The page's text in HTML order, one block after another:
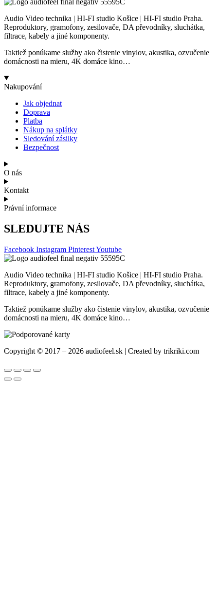
Audio Video technika | HI-FI studio Košice | HI-FI studio Praha.
Reproduktory, gramofony, zesilovače, DA převodníky, sluchátka,
filtrace, kabely a jiné komponenty.
Taktiež ponúkame služby ako čistenie vinylov, akustika, ozvučenie
domácnosti na mieru, 4K domáce kino…
Nakupování
Jak objednat
Doprava
Platba
Nákup na splátky
Sledování zásilky
Bezpečnost
O nás
Kontakt
Právní informace
SLEDUJTE NÁS
Facebook Instagram PinterestYoutube
Audio Video technika | HI-FI studio Košice | HI-FI studio Praha.
Reproduktory, gramofony, zesilovače, DA převodníky, sluchátka,
filtrace, kabely a jiné komponenty.
Taktiež ponúkame služby ako čistenie vinylov, akustika, ozvučenie
domácnosti na mieru, 4K domáce kino…
Copyright © 2017 – 2026 audiofeel.sk | Created by trikriki.com